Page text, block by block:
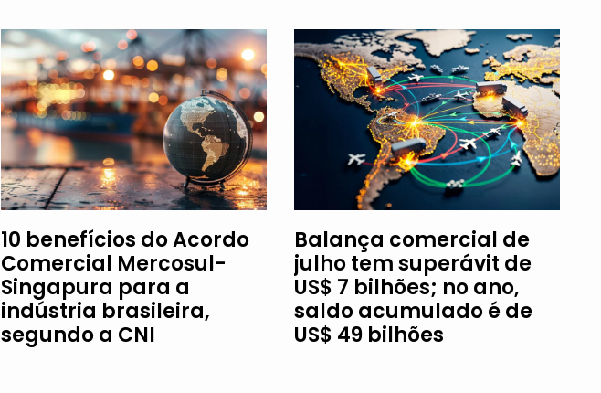
10 benefícios do Acordo
Comercial Mercosul-
Singapura para a
indústria brasileira,
segundo a CNI
Balança comercial de
julho tem superávit de
US$ 7 bilhões; no ano,
saldo acumulado é de
US$ 49 bilhões